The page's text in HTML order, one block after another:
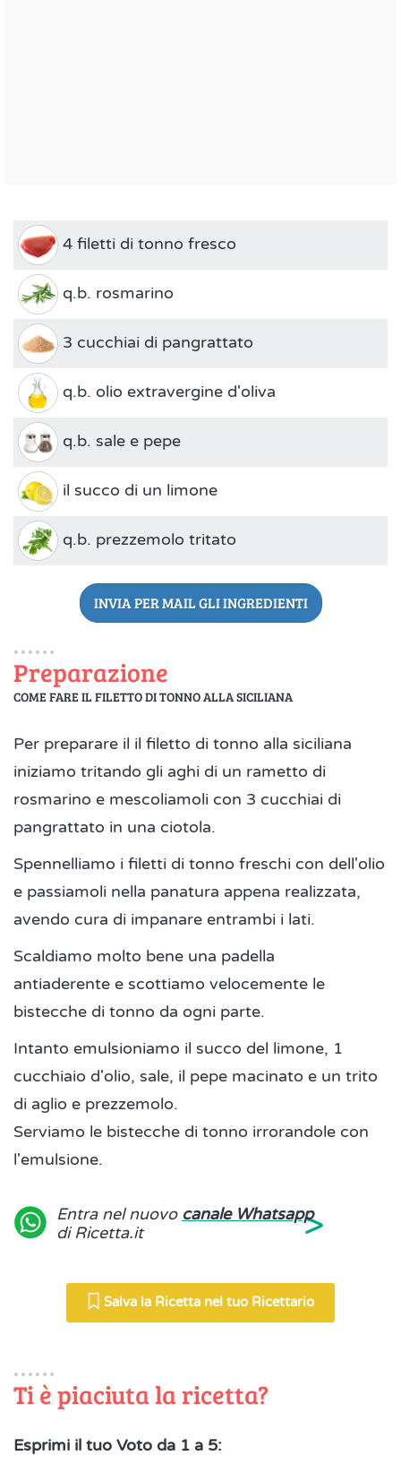
4 filetti di tonno fresco
q.b. rosmarino
3 cucchiai di pangrattato
q.b. olio extravergine d'oliva
q.b. sale e pepe
il succo di un limone
q.b. prezzemolo tritato
INVIA PER MAIL GLI INGREDIENTI
Preparazione
COME FARE IL FILETTO DI TONNO ALLA SICILIANA
Per preparare il il filetto di tonno alla siciliana
iniziamo tritando gli aghi di un rametto di
rosmarino e mescoliamoli con 3 cucchiai di
pangrattato in una ciotola.
Spennelliamo i filetti di tonno freschi con dell'olio
e passiamoli nella panatura appena realizzata,
avendo cura di impanare entrambi i lati.
Scaldiamo molto bene una padella
antiaderente e scottiamo velocemente le
bistecche di tonno da ogni parte.
Intanto emulsioniamo il succo del limone, 1
cucchiaio d'olio, sale, il pepe macinato e un trito
di aglio e prezzemolo.
Serviamo le bistecche di tonno irrorandole con
l'emulsione.
Entra nel nuovo canale Whatsapp
di Ricetta.it
>
Salva la Ricetta nel tuo Ricettario
Ti è piaciuta la ricetta?
Esprimi il tuo Voto da 1 a 5: